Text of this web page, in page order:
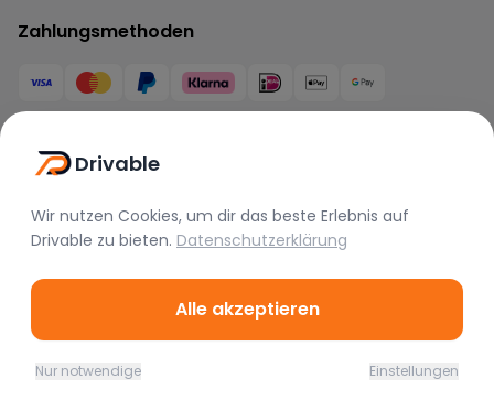
Zahlungsmethoden
Marken
BMW Mercedes
Audi
Porsche
McLaren
Bentley
Maserati
Drivable
Wir nutzen Cookies, um dir das beste Erlebnis auf
Drivable zu bieten. Datenschutzerklärung
Alle akzeptieren
Nur notwendige Einstellungen